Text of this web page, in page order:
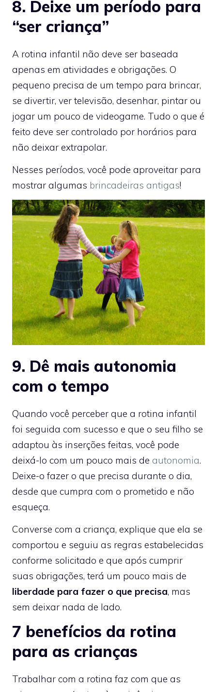
8. Deixe um período para
“ser criança”
A rotina infantil não deve ser baseada
apenas em atividades e obrigações. O
pequeno precisa de um tempo para brincar,
se divertir, ver televisão, desenhar, pintar ou
jogar um pouco de videogame. Tudo o que é
feito deve ser controlado por horários para
não deixar extrapolar.
Nesses períodos, você pode aproveitar para
mostrar algumas brincadeiras antigas!
9. Dê mais autonomia
com o tempo
Quando você perceber que a rotina infantil
foi seguida com sucesso e que o seu filho se
adaptou às inserções feitas, você pode
deixá-lo com um pouco mais de autonomia.
Deixe-o fazer o que precisa durante o dia,
desde que cumpra com o prometido e não
esqueça.
Converse com a criança, explique que ela se
comportou e seguiu as regras estabelecidas
conforme solicitado e que após cumprir
suas obrigações, terá um pouco mais de
liberdade para fazer o que precisa, mas
sem deixar nada de lado.
7 benefícios da rotina
para as crianças
Trabalhar com a rotina faz com que as